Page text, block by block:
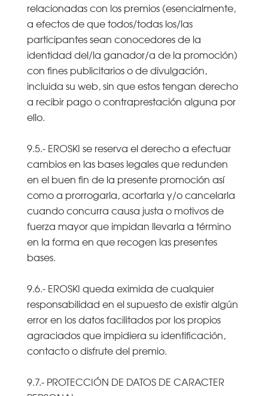
relacionadas con los premios (esencialmente,
a efectos de que todos/todas los/las
participantes sean conocedores de la
identidad del/la ganador/a de la promoción)
con fines publicitarios o de divulgación,
incluida su web, sin que estos tengan derecho
a recibir pago o contraprestación alguna por
ello.
9.5.- EROSKI se reserva el derecho a efectuar
cambios en las bases legales que redunden
en el buen fin de la presente promoción así
como a prorrogarla, acortarla y/o cancelarla
cuando concurra causa justa o motivos de
fuerza mayor que impidan llevarla a término
en la forma en que recogen las presentes
bases.
9.6.- EROSKI queda eximida de cualquier
responsabilidad en el supuesto de existir algún
error en los datos facilitados por los propios
agraciados que impidiera su identificación,
contacto o disfrute del premio.
9.7.- PROTECCIÓN DE DATOS DE CARACTER